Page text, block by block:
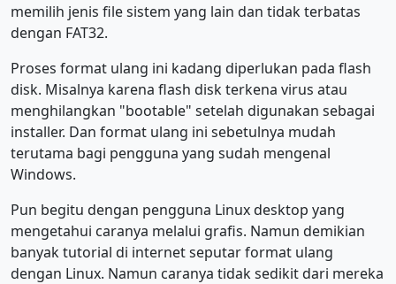
memilih jenis file sistem yang lain dan tidak terbatas
dengan FAT32.
Proses format ulang ini kadang diperlukan pada flash
disk. Misalnya karena flash disk terkena virus atau
menghilangkan "bootable" setelah digunakan sebagai
installer. Dan format ulang ini sebetulnya mudah
terutama bagi pengguna yang sudah mengenal
Windows.
Pun begitu dengan pengguna Linux desktop yang
mengetahui caranya melalui grafis. Namun demikian
banyak tutorial di internet seputar format ulang
dengan Linux. Namun caranya tidak sedikit dari mereka